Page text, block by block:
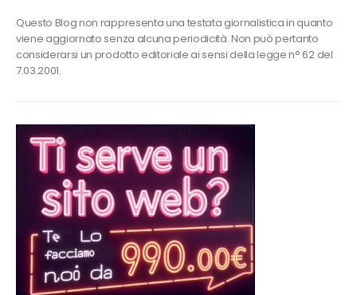
viene aggiornato senza alcuna periodicità. Non può pertanto
considerarsi un prodotto editoriale ai sensi della legge n° 62 del
7.03.2001.